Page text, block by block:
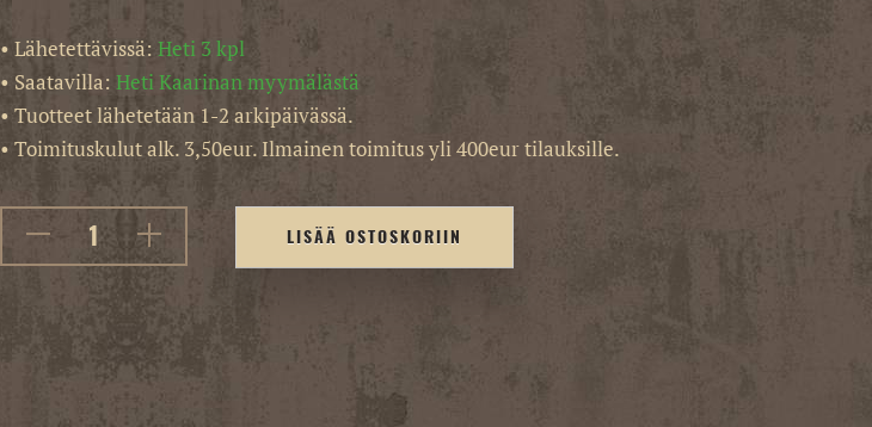
• Lähetettävissä: Heti 3 kpl
• Saatavilla: Heti Kaarinan myymälästä
• Tuotteet lähetetään 1-2 arkipäivässä.
• Toimituskulut alk. 3,50eur. Ilmainen toimitus yli 400eur tilauksille.
LISÄÄ OSTOSKORIIN